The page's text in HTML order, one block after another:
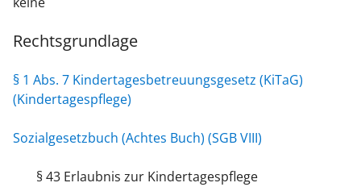
Rechtsgrundlage
§ 1 Abs. 7 Kindertagesbetreuungsgesetz (KiTaG)
(Kindertagespflege)
Sozialgesetzbuch (Achtes Buch) (SGB VIII)
§ 43 Erlaubnis zur Kindertagespflege